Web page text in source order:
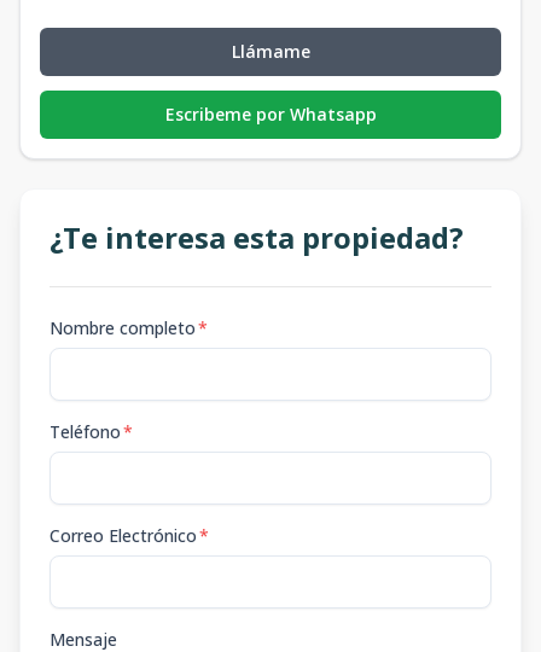
Llámame
Escribeme por Whatsapp
¿Te interesa esta propiedad?
Nombre completo*
Teléfono*
Correo Electrónico*
Mensaje